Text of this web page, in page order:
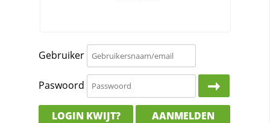
Gebruiker
Paswoord
LOGIN KWIJT? AANMELDEN